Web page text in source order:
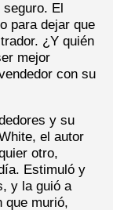
El
para dejar que
¿Y quién
mejor
con su
y su
el autor
otro,
Estimuló y
y la guió a
que murió,